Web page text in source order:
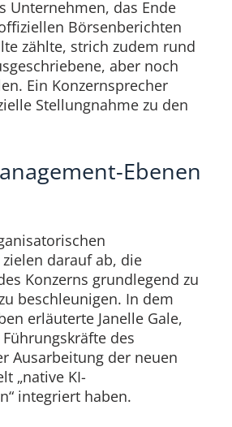
Unternehmen, das Ende
Börsenberichten
zählte, strich zudem rund
aber noch
Ein Konzernsprecher
Stellungnahme zu den
Ebenen
darauf ab, die
Konzerns grundlegend zu
beschleunigen. In dem
erläuterte Janelle Gale,
des
Ausarbeitung der neuen
„native KI-
integriert haben.